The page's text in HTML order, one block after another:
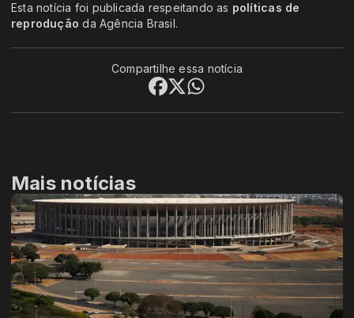
Esta notícia foi publicada respeitando as políticas de
reprodução da Agência Brasil.
Compartilhe essa notícia
Mais notícias